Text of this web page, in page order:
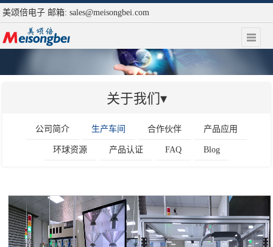
美颂倍电子 邮箱:sales@meisongbei.com
关于我们▾
公司简介 生产车间 合作伙伴 产品应用
环球资源 产品认证 FAQ Blog